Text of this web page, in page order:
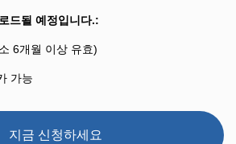
드될 예정입니다.:
6개월 이상 유효)
가능
지금 신청하세요